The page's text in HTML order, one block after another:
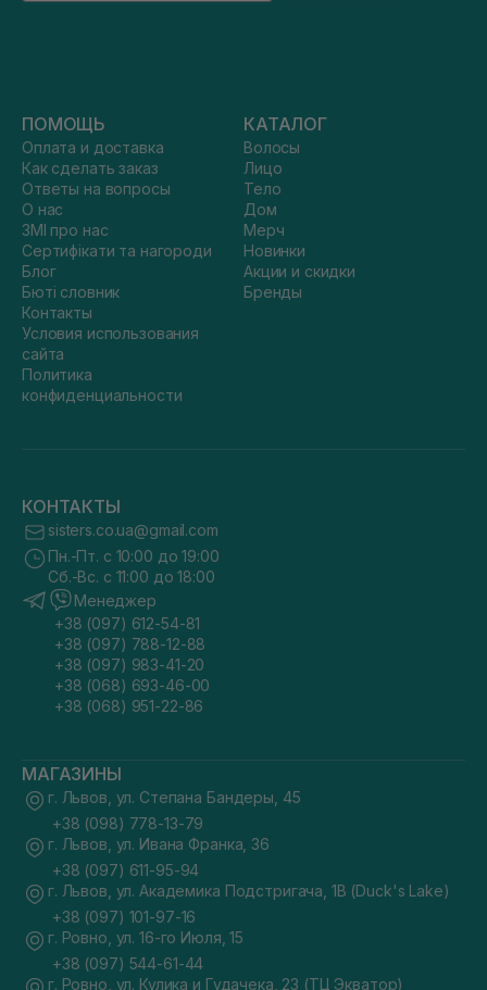
ПОМОЩЬ
Оплата и доставка
Как сделать заказ
Ответы на вопросы
О нас
ЗМІ про нас
Сертифікати та нагороди
Блог
Бюті словник
Контакты
Условия использования
сайта
Политика
конфиденциальности
КАТАЛОГ
Волосы
Лицо
Тело
Дом
Мерч
Новинки
Акции и скидки
Бренды
КОНТАКТЫ
sisters.co.ua@gmail.com
Пн.-Пт. с 10:00 до 19:00
Сб.-Вс. с 11:00 до 18:00
Менеджер
+38 (097) 612-54-81
+38 (097) 788-12-88
+38 (097) 983-41-20
+38 (068) 693-46-00
+38 (068) 951-22-86
МАГАЗИНЫ
г. Львов, ул. Степана Бандеры, 45
+38 (098) 778-13-79
г. Львов, ул. Ивана Франка, 36
+38 (097) 611-95-94
г. Львов, ул. Академика Подстригача, 1В (Duck's Lake)
+38 (097) 101-97-16
г. Ровно, ул. 16-го Июля, 15
+38 (097) 544-61-44
г. Ровно, ул. Кулика и Гудачека, 23 (ТЦ Экватор)